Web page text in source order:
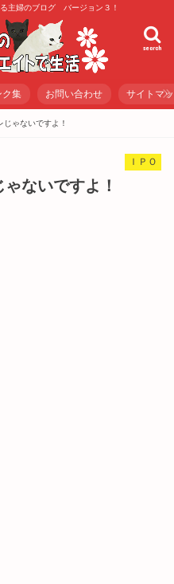
主婦のブログ バージョン３！
search
ク集 お問い合わせ サイトマ
じゃないですよ！
ＩＰＯ
ないですよ！